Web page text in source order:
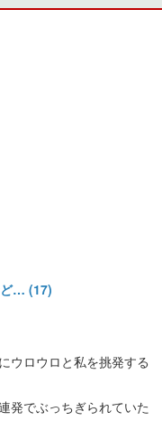
… (17)
ウロウロと私を挑発する
発でぶっちぎられていた